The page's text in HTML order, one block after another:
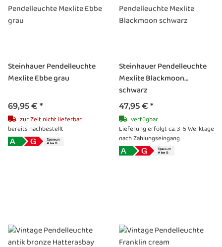
Steinhauer Pendelleuchte
Mexlite Ebbe grau
69,95 € *
zur Zeit nicht lieferbar
bereits nachbestellt
Steinhauer Pendelleuchte
Mexlite Blackmoon
schwarz
47,95 € *
verfügbar
Lieferung erfolgt ca. 3-5 Werktage
nach Zahlungseingang